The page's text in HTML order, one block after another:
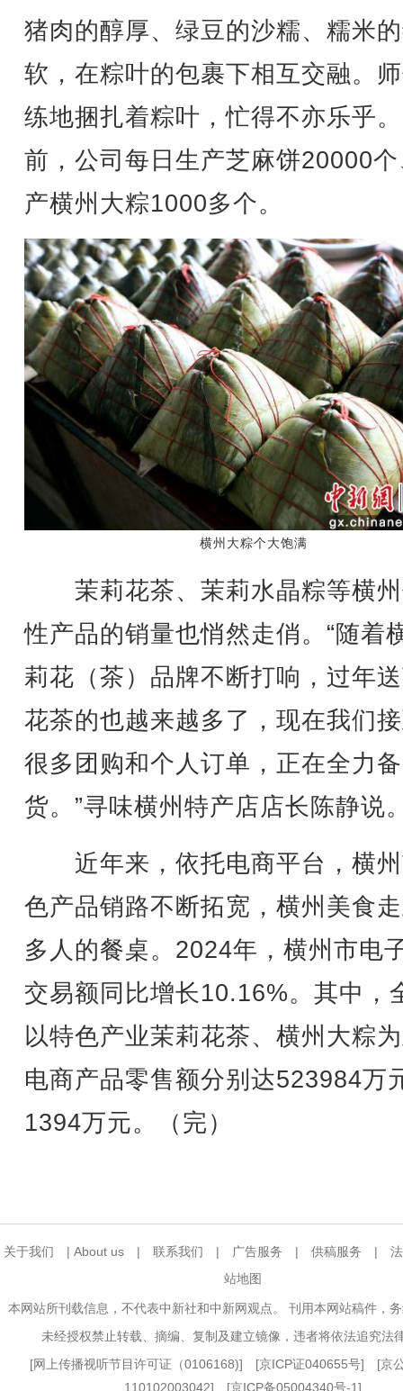
猪肉的醇厚、绿豆的沙糯、糯米
软，在粽叶的包裹下相互交融。
练地捆扎着粽叶，忙得不亦乐乎
前，公司每日生产芝麻饼20000
产横州大粽1000多个。
横州大粽个大饱满
茉莉花茶、茉莉水晶粽等横
性产品的销量也悄然走俏。“随着
莉花（茶）品牌不断打响，过年
花茶的也越来越多了，现在我们
很多团购和个人订单，正在全力备
货。”寻味横州特产店店长陈静说
近年来，依托电商平台，横
色产品销路不断拓宽，横州美食
多人的餐桌。2024年，横州市电
交易额同比增长10.16%。其中，
以特色产业茉莉花茶、横州大粽
电商产品零售额分别达523984万
1394万元。（完）
关于我们 | About us | 联系我们 | 广告服务 | 供稿服务 |
站地图
本网站所刊载信息，不代表中新社和中新网观点。 刊用本网站稿件，
未经授权禁止转载、摘编、复制及建立镜像，违者将依法追究法
[网上传播视听节目许可证（0106168)] [京ICP证040655号] [京
110102003042] [京ICP备05004340号-1]